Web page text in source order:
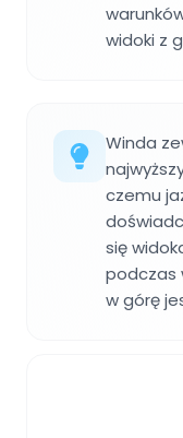
widoki z
Winda
czemu
się
podczas
w górę